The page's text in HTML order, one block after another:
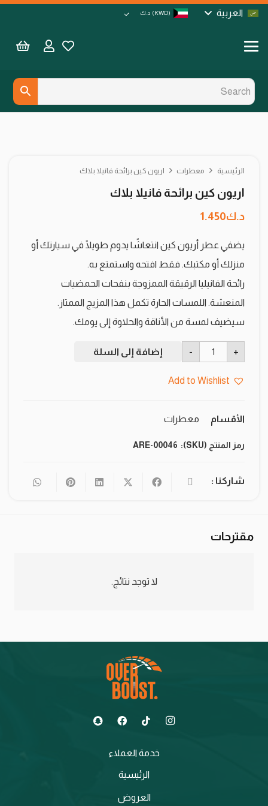
العربية (KWD) د.ك
الرئيسية معطرات اريون كين برائحة فانيلا بلاك
اريون كين برائحة فانيلا بلاك
د.ك1.450
يضفي عطر أريون كين انتعاشًا يدوم طويلًا في سيارتك أو
منزلك أو مكتبك. فقط افتحه واستمتع به.
رائحة الفانيليا الرقيقة الممزوجة بنفحات الحمضيات
المنعشة. اللمسات الحارة تكمل هذا المزيج الممتاز.
سيضيف لمسة من الأناقة والحلاوة إلى يومك.
-
كمية
اريون
كين
فانيلا
+ إضافة إلى السلة
Add to Wishlist
الأقسام معطرات
رمز المنتج (SKU): ARE-00046
شاركنا :
مقترحات
لا توجد نتائج.
خدمة العملاء
الرئيسية
العروض